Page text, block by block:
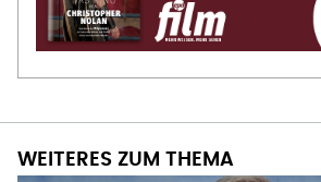
WEITERES ZUM THEMA